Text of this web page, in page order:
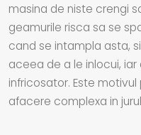
masina de niste crengi
geamurile risca sa se
cand se intampla asta,
aceea de a le inlocui,
infricosator. Este
afacere complexa in